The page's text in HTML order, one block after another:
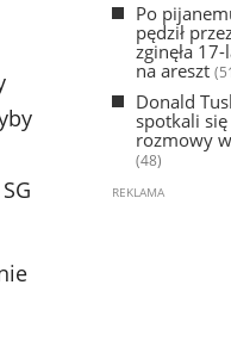
Po
pędził
zginęła
na areszt
Donald
spotkali
rozmowy
(48)